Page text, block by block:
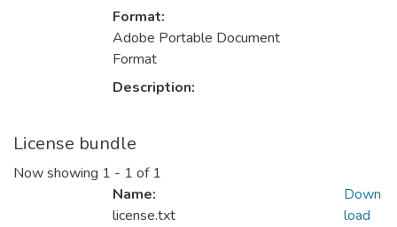
Format:
Adobe Portable Document
Format
Description:
License bundle
Now showing 1 - 1 of 1
Name:
license.txt
Down
load